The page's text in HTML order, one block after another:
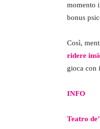
momento
bonus
Così,
ridere
gioca con
INFO
Teatro